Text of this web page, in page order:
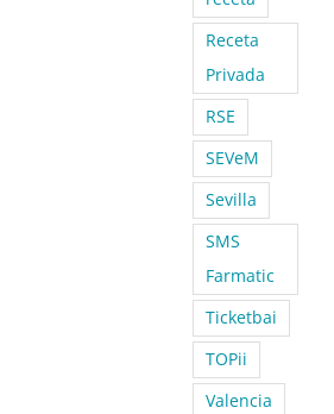
Receta
Privada
RSE
SEVeM
Sevilla
SMS
Farmatic
Ticketbai
TOPii
Valencia